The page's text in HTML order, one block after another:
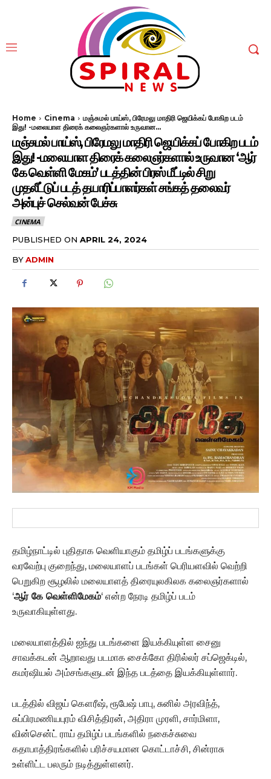
Home Cinema
மஞ்சுமல் பாய்ஸ், பிரேமலு மாதிரி ஜெயிக்கப் போகிற படம்
இது! -மலையாள திரைக் கலைஞர்களால் உருவான...
மஞ்சுமல் பாய்ஸ், பிரேமலு மாதிரி ஜெயிக்கப் போகிற படம்
இது! -மலையாள திரைக் கலைஞர்களால் உருவான ‘ஆர்
கே வெள்ளி மேகம்’ படத்தின் பிரஸ் மீட்டில் சிறு
முதலீட்டுப் படத் தயாரிப்பாளர்கள் சங்கத் தலைவர்
அன்புச் செல்வன் பேச்சு
CINEMA
PUBLISHED ON APRIL 24, 2024
BYADMIN
தமிழ்நாட்டில் புதிதாக வெளியாகும் தமிழ்ப் படங்களுக்கு
வரவேற்பு குறைந்து, மலையாளப் படங்கள் பெரியளவில் வெற்றி
பெறுகிற சூழலில் மலையாளத் திரையுலகிலக கலைஞர்களால்
‘ஆர் கே வெள்ளிமேகம்‘ என்ற நேரடி தமிழ்ப் படம்
உருவாகியுள்ளது.
மலையாளத்தில் ஐந்து படங்களை இயக்கியுள்ள சைனு
சாவக்கடன் ஆறாவது படமாக சைக்கோ திரில்லர் சப்ஜெக்டில்,
கமர்ஷியல் அம்சங்களுடன் இந்த படத்தை இயக்கியுள்ளார்.
படத்தில் விஜய் கௌரீஷ், ரூபேஷ் பாபு, சுனில் அரவிந்த்,
சுப்பிரமணியபுரம் விசித்திரன், அதிரா முரளி, சார்மிளா,
வின்சென்ட் ராய் தமிழ்ப் படங்களில் நகைச்சுவை
கதாபாத்திரங்களில் பரிச்சயமான கொட்டாச்சி, சின்ராசு
உள்ளிட்ட பலரும் நடித்துள்ளனர்.